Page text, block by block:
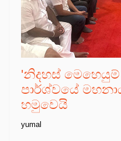
'නිදහස්
පාර්ශ්වයේ
හමුවෙයි
yumal